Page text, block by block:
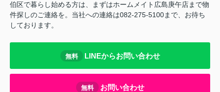
伯区で暮らし始める方は、まずはホームメイト広島庚午店まで物
件探しのご連絡を。当社への連絡は082-275-5100まで、お待ち
しております。
無料 LINEからお問い合わせ
無料 お問い合わせ